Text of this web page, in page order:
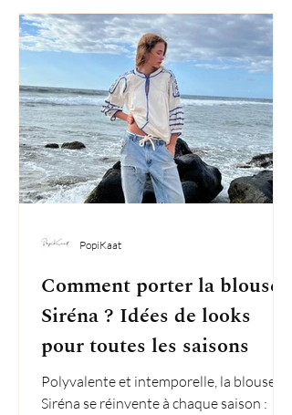
Comment porter la blouse
Siréna ? Idées de looks
pour toutes les saisons
Polyvalente et intemporelle, la blouse
Siréna se réinvente à chaque saison :
PopiKaat